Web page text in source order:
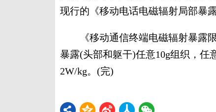
现行的《移动电话电磁辐射局部暴
《移动通信终端电磁辐射暴露限
暴露(头部和躯干)任意10g组织，任
2W/kg。(完)